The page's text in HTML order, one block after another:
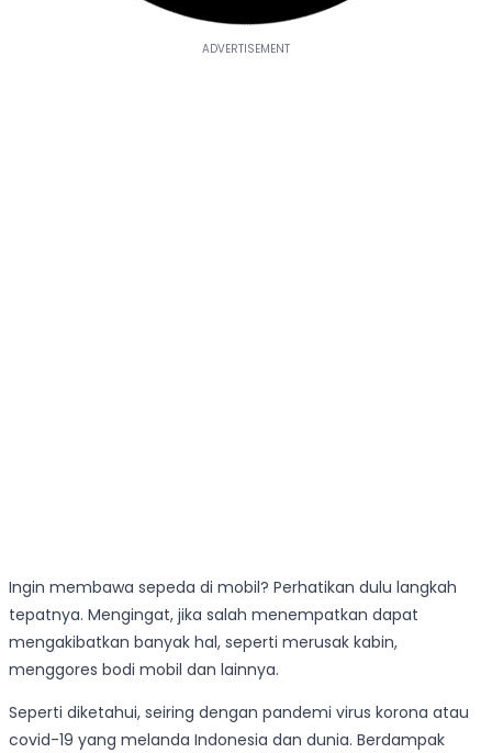
Ingin membawa sepeda di mobil? Perhatikan dulu langkah
tepatnya. Mengingat, jika salah menempatkan dapat
mengakibatkan banyak hal, seperti merusak kabin,
menggores bodi mobil dan lainnya.
Seperti diketahui, seiring dengan pandemi virus korona atau
covid-19 yang melanda Indonesia dan dunia. Berdampak